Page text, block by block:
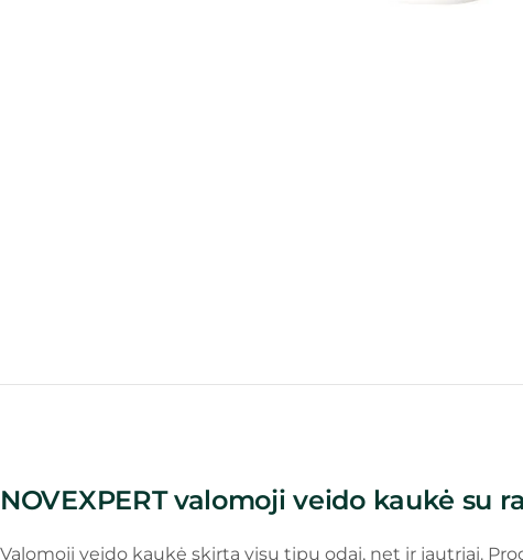
NOVEXPERT valomoji veido kaukė su
Valomoji veido kaukė skirta visų tipų odai, net ir jautriai.